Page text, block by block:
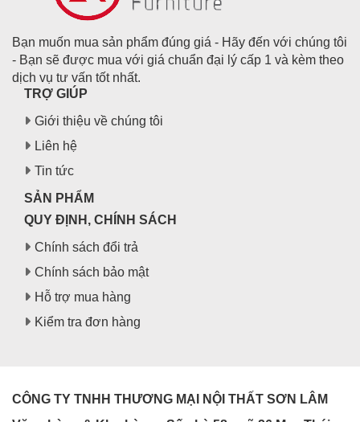
Bạn muốn mua sản phẩm đúng giá - Hãy đến với chúng tôi
- Bạn sẽ được mua với giá chuẩn đại lý cấp 1 và kèm theo
dịch vụ tư vấn tốt nhất.
TRỢ GIÚP
Giới thiệu về chúng tôi
Liên hệ
Tin tức
SẢN PHẨM
QUY ĐỊNH, CHÍNH SÁCH
Chính sách đổi trả
Chính sách bảo mật
Hỗ trợ mua hàng
Kiểm tra đơn hàng
CÔNG TY TNHH THƯƠNG MẠI NỘI THẤT SƠN LÂM